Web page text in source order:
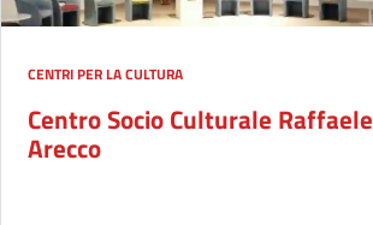
CENTRI PER LA CULTURA
Centro Socio Culturale Raffaele
Arecco